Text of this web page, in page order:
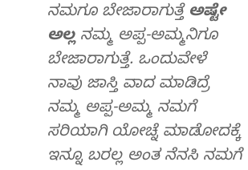
ನಮಗೂ ಬೇಜಾರಾಗುತ್ತೆ ಅಷ್ಟೇ
ಅಲ್ಲನಮ್ಮ ಅಪ್ಪ-ಅಮ್ಮನಿಗೂ
ಬೇಜಾರಾಗುತ್ತೆ. ಒಂದುವೇಳೆ
ನಾವು ಜಾಸ್ತಿ ವಾದ ಮಾಡಿದ್ರೆ
ನಮ್ಮ ಅಪ್ಪ-ಅಮ್ಮ ನಮಗೆ
ಸರಿಯಾಗಿ ಯೋಚ್ನೆ ಮಾಡೋದಕ್ಕೆ
ಇನ್ನೂ ಬರಲ್ಲ ಅಂತ ನೆನಸಿ ನಮಗೆ